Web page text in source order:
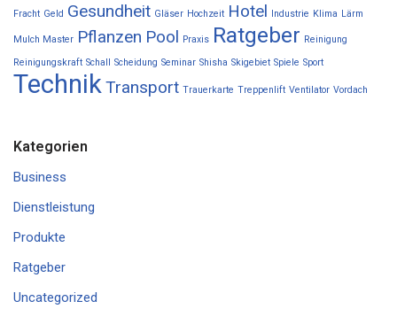
Fracht Geld Gesundheit Gläser Hochzeit Hotel Industrie Klima Lärm
Mulch Master Pflanzen Pool Praxis Ratgeber Reinigung
Reinigungskraft Schall Scheidung Seminar Shisha Skigebiet Spiele Sport
TechnikTransport Trauerkarte Treppenlift Ventilator Vordach
Kategorien
Business
Dienstleistung
Produkte
Ratgeber
Uncategorized